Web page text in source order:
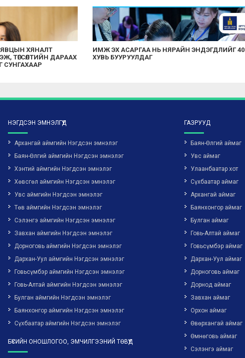
ХЯНАЛТ
ТӨГСӨЛТИЙН ДАРААХ
СУНГАХААР
ИМЖ ЭХ АСАРГАА НЬ НЯРАЙН ЭНДЭГДЛИЙГ 40
ХУВЬ БУУРУУЛДАГ
НЭГДСЭН ЭМНЭЛГҮҮД
Архангай аймгийн Нэгдсэн эмнэлэг
Баян-Өлгий аймгийн Нэгдсэн эмнэлэг
Хэнтий аймгийн Нэгдсэн эмнэлэг
Хөвсгөл аймгийн Нэгдсэн эмнэлэг
Увс аймгийн Нэгдсэн эмнэлэг
Төв аймгийн Нэгдсэн эмнэлэг
Сэлэнгэ аймгийн Нэгдсэн эмнэлэг
Завхан аймгийн Нэгдсэн эмнэлэг
Дорноговь аймгийн Нэгдсэн эмнэлэг
Дархан-Уул аймгийн Нэгдсэн эмнэлэг
Говьсүмбэр аймгийн Нэгдсэн эмнэлэг
Говь-Алтай аймгийн Нэгдсэн эмнэлэг
Булган аймгийн Нэгдсэн эмнэлэг
Баянхонгор аймгийн Нэгдсэн эмнэлэг
Сүхбаатар аймгийн Нэгдсэн эмнэлэг
БҮСИЙН ОНОШЛОГОО, ЭМЧИЛГЭЭНИЙ ТӨВҮҮД
ГАЗРУУД
Баян-Өлгий аймаг
Увс аймаг
Улаанбаатар хот
Сүхбаатар аймаг
Архангай аймаг
Баянхонгор аймаг
Булган аймаг
Говь-Алтай аймаг
Говьсүмбэр аймаг
Дархан-Уул аймаг
Дорноговь аймаг
Дорнод аймаг
Завхан аймаг
Орхон аймаг
Өвөрхангай аймаг
Өмнөговь аймаг
Сэлэнгэ аймаг